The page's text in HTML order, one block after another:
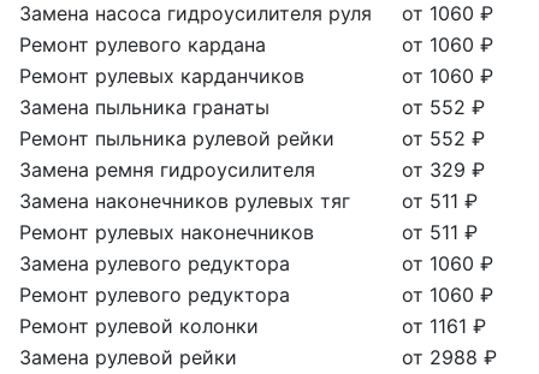
Замена насоса гидроусилителя руля
от 1060 ₽
Ремонт рулевого кардана
от 1060 ₽
Ремонт рулевых карданчиков
от 1060 ₽
Замена пыльника гранаты
от 552 ₽
Ремонт пыльника рулевой рейки
от 552 ₽
Замена ремня гидроусилителя
от 329 ₽
Замена наконечников рулевых тяг
от 511 ₽
Ремонт рулевых наконечников
от 511 ₽
Замена рулевого редуктора
от 1060 ₽
Ремонт рулевого редуктора
от 1060 ₽
Ремонт рулевой колонки
от 1161 ₽
Замена рулевой рейки
от 2988 ₽